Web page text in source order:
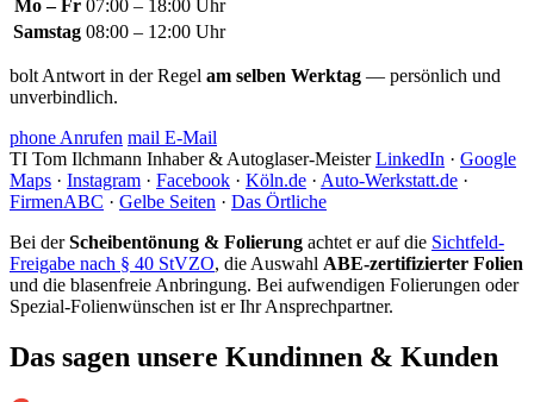
Mo – Fr 07:00 – 18:00 Uhr
Samstag 08:00 – 12:00 Uhr
bolt Antwort in der Regel am selben Werktag — persönlich und
unverbindlich.
phone Anrufen mail E-Mail
TI Tom Ilchmann Inhaber & Autoglaser-Meister LinkedIn · Google
Maps · Instagram · Facebook · Köln.de · Auto-Werkstatt.de ·
FirmenABC · Gelbe Seiten · Das Örtliche
Bei derScheibentönung & Folierung achtet er auf die Sichtfeld-
Freigabe nach § 40 StVZO, die Auswahl ABE-zertifizierter Folien
und die blasenfreie Anbringung. Bei aufwendigen Folierungen oder
Spezial-Folienwünschen ist er Ihr Ansprechpartner.
Das sagen unsere Kundinnen & Kunden